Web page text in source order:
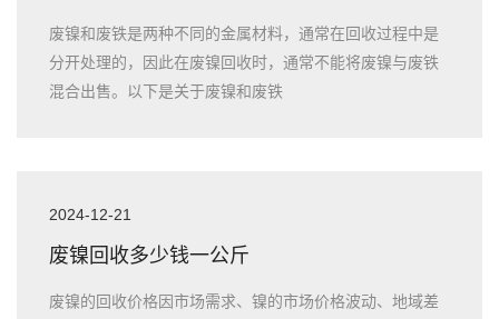
废镍和废铁是两种不同的金属材料，通常在回收过程中是
分开处理的，因此在废镍回收时，通常不能将废镍与废铁
混合出售。以下是关于废镍和废铁
2024-12-21
废镍回收多少钱一公斤
废镍的回收价格因市场需求、镍的市场价格波动、地域差